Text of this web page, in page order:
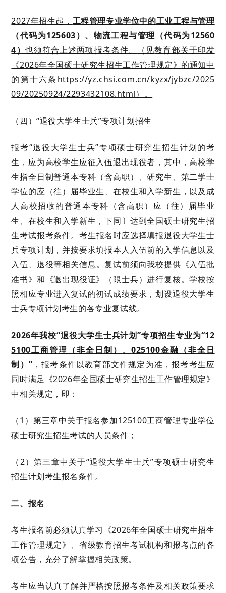
2027年招生起， 工程管理专业学位中的工业工程与管理
（代码为125603）、物流工程与管理（代码为12560
4） 也须符合上述两项报考条件。 （ 见教育部关于印发
《2026年全国硕士研究生招生工作管理规定》的通知中
的第十六条 https://yz.chsi.com.cn/kyzx/jybzc/2025
09/20250924/2293432108.html）。
（四）“退役大学生士兵”专项计划招生
报考“退役大学生士兵”专项硕士研究生招生计划的考
生，应为高校学生应征入伍退出现役者，其中，高校学
生指全日制普通本专科（含高职）、研究生、第二学士
学位的应（往）届毕业生、在校生和入学新生，以及成
人高校招收的普通本专科（含高职）应（往）届毕业
生、在校生和入学新生，下同〕达到全国硕士研究生招
生考试报考条件。 考生报名时应选择填报退役大学生士
兵专项计划，并按要求填报本人入伍前的入学信息以及
入伍、退役等相关信息。复试前须向我校提供《入伍批
准书》和《退出现役证》
（限士兵）进行复核。学校按
照相应专业进入复试的初试成绩要求 ，划设退役大学生
士兵专项计划考生的各专业复试线。
2026年我校“退役大学生士兵计划”专项招生专业为“12
5100工商管理（非全日制） 、025100金融 （非全日
制） ” ，报考条件以教育部文件规定为准，报考考生应
同时满足《2026年全国硕士研究生招生工作管理规定》
中相关规定，即：
（1）第三章中关于报名参加125100工商管理专业学位
硕士研究生招生考试的人员条件；
（2）第三章中关于“退役大学生士兵”专项硕士研究生
招生计划考生报名条件。
二、报名
考生报名前必须认真学习《2026年全国硕士研究生招生
工作管理规定》、省级教育招生考试机构和报考点的各
项公告，充分了解掌握相关政策。
考生应当认真了解并严格按照报考条件及相关政策要求